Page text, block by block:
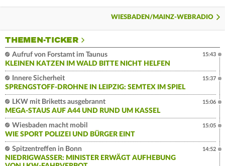
WIESBADEN/MAINZ-WEBRADIO
THEMEN-TICKER
Aufruf von Forstamt im Taunus
KLEINEN KATZEN IM WALD BITTE NICHT HELFEN
15:43
Innere Sicherheit
SPRENGSTOFF-DROHNE IN LEIPZIG: SEMTEX IM SPIEL
15:37
LKW mit Briketts ausgebrannt
MEGA-STAUS AUF A44 UND RUND UM KASSEL
15:06
Wiesbaden macht mobil
WIE SPORT POLIZEI UND BÜRGER EINT
15:05
Spitzentreffen in Bonn
NIEDRIGWASSER: MINISTER ERWÄGT AUFHEBUNG
14:52